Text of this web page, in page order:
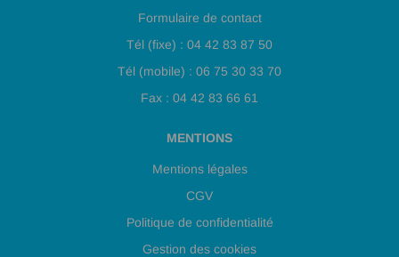
Formulaire de contact
Tél (fixe) : 04 42 83 87 50
Tél (mobile) : 06 75 30 33 70
Fax : 04 42 83 66 61
MENTIONS
Mentions légales
CGV
Politique de confidentialité
Gestion des cookies